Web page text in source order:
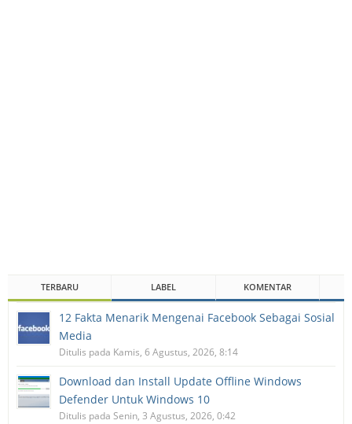
TERBARU LABEL KOMENTAR
12 Fakta Menarik Mengenai Facebook Sebagai Sosial
Media
Ditulis pada Kamis, 6 Agustus, 2026, 8:14
Download dan Install Update Offline Windows
Defender Untuk Windows 10
Ditulis pada Senin, 3 Agustus, 2026, 0:42